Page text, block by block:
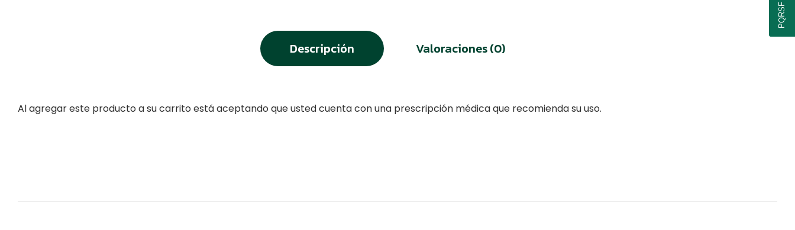
Descripción Valoraciones (0)
Al agregar este producto a su carrito está aceptando que usted cuenta con una prescripción médica que recomienda su uso.
PQRSF